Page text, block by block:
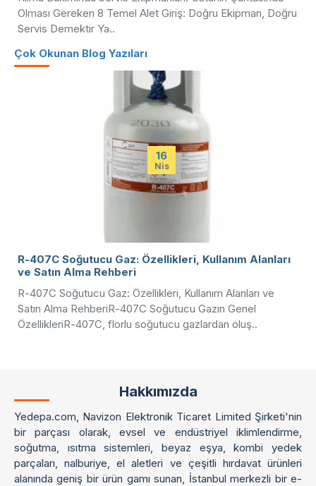
Kompresör Değişimi Rehberi R600a Nedir ve Neden
Buzdolaplarında Kullanılır? R600a ..
Çok Okunan Blog Yazıları
19
May
R1234yf Freon Soğutucu Klima Gazı: Geniş Kullanım
Alanları ve Önemli Detayları
R1234yf: Geleceğin Klima Gazı ile Tanışın Soğutma
sistemleri ve klimalar, rahat ve hoş bir yaşam alanı
sağlamanın yanı sıra endüstriyel süreçlerin ..
Hakkımızda
Yedepa.com, Navizon Elektronik Ticaret Limited Şirketi'nin
bir parçası olarak, evsel ve endüstriyel iklimlendirme,
soğutma, ısıtma sistemleri, beyaz eşya, kombi yedek
parçaları, nalburiye, el aletleri ve çeşitli hırdavat ürünleri
alanında geniş bir ürün gamı sunan, İstanbul merkezli bir e-